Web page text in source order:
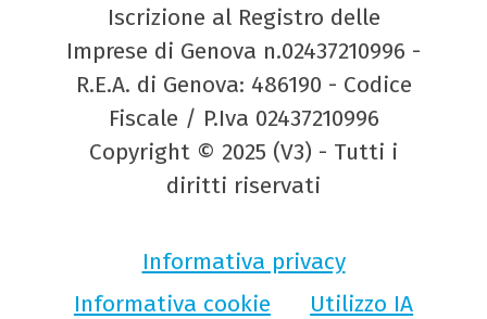
Iscrizione al Registro delle
Imprese di Genova n.02437210996 -
R.E.A. di Genova: 486190 - Codice
Fiscale / P.Iva 02437210996
Copyright © 2025 (V3) - Tutti i
diritti riservati
Informativa privacy
Informativa cookie
Utilizzo IA